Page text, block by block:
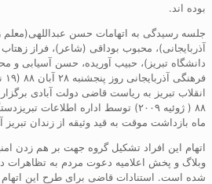
بوده اند.
جلسه رسیدگی به اتهامات حسن عبداللهی(معلم
آذربایجانی)، محبوب بوداقی (شاعر)، فراز
دانشگاه تبریز)، حبیب آوریده، حسن آسیابی و
انقلاب تبریز به ریاست قاضی دولت آبادی
۸۸ ( ژوئیه ۲۰۰۹) توسط اداره اطلاعات
ماه بازداشت موقت به قید وثیقه از زندان تبریز
اتهام این افراد تشکیل گروه جهت بر هم زدن
وبلاگ و پخش اعلامیه دعوت مردم به تظاهرات
شده است. استنادات قاضی برای طرح این